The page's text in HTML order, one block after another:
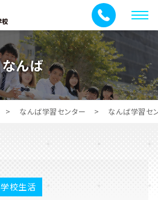
メ
ニ
ュ
ー
なんば
> なんば学習センター > なんば学習セ
学校生活